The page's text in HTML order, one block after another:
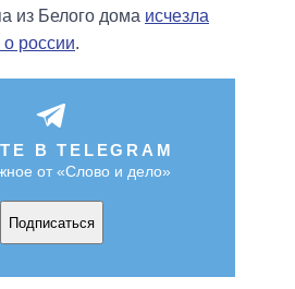
из Белого дома исчезла
о россии.
В TELEGRAM
от «Слово и дело»
Подписаться